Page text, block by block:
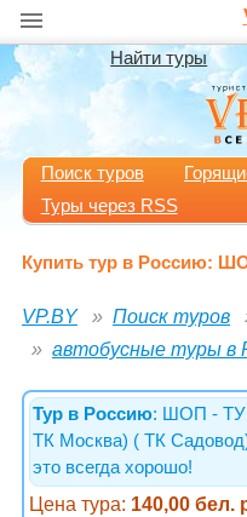
Найти туры
Поиск туров
Туры через RSS
Купить тур в Россию:
VP.BY Поиск туров
автобусные туры в
Тур в Россию: ШОП -
ТК Москва) ( ТК
это всегда хорошо!
Цена тура: 140,00 бел.